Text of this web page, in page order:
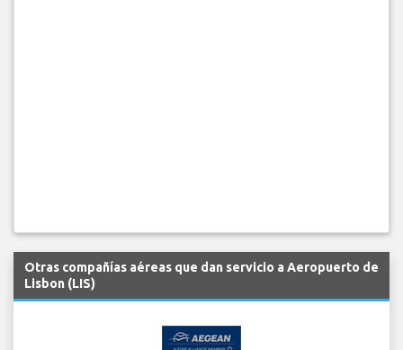
Otras compañías aéreas que dan servicio a Aeropuerto de
Lisbon (LIS)